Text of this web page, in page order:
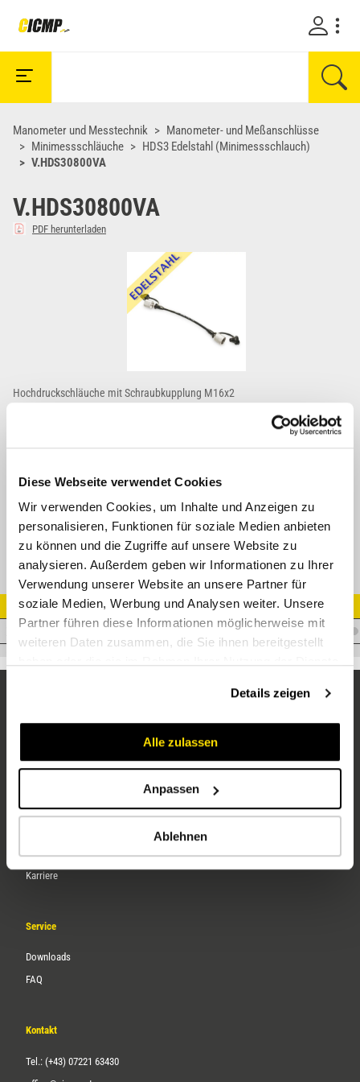
Diese Webseite verwendet Cookies
Wir verwenden Cookies, um Inhalte und Anzeigen zu
personalisieren, Funktionen für soziale Medien anbieten
zu können und die Zugriffe auf unsere Website zu
analysieren. Außerdem geben wir Informationen zu Ihrer
Verwendung unserer Website an unsere Partner für
soziale Medien, Werbung und Analysen weiter. Unsere
Partner führen diese Informationen möglicherweise mit
weiteren Daten zusammen, die Sie ihnen bereitgestellt
Details zeigen
Alle zulassen
Anpassen
Ablehnen
Manometer und Messtechnik
Manometer- und Meßanschlüsse
Minimessschläuche
HDS3 Edelstahl (Minimessschlauch)
V.HDS30800VA
V.HDS30800VA
PDF herunterladen
Hochdruckschläuche mit Schraubkupplung M16x2
Andere Längen und Anschlussformen auf Anfrage
Artikel Nr.
Über uns
Karriere
Service
Downloads
FAQ
Kontakt
Tel.: (+43) 07221 63430